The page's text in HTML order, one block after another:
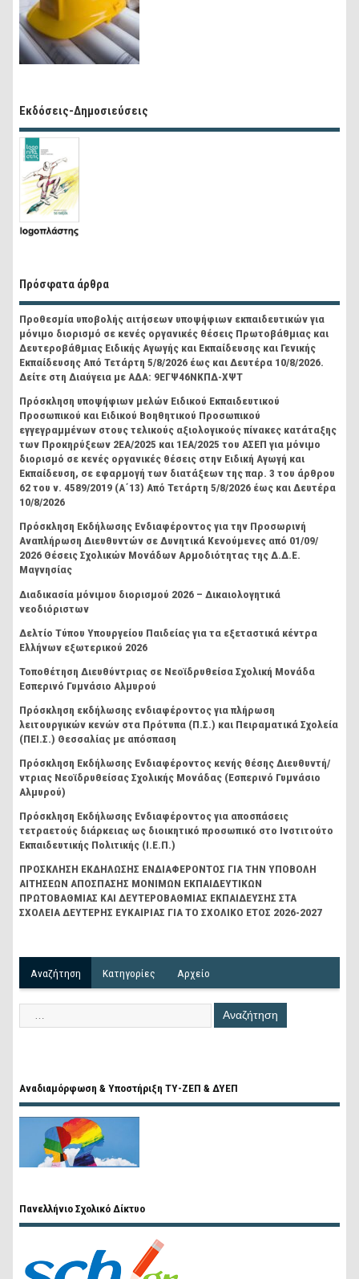
Εκδόσεις-Δημοσιεύσεις
Πρόσφατα άρθρα
Προθεσμία υποβολής αιτήσεων υποψήφιων εκπαιδευτικών για
μόνιμο διορισμό σε κενές οργανικές θέσεις Πρωτοβάθμιας και
Δευτεροβάθμιας Ειδικής Αγωγής και Εκπαίδευσης και Γενικής
Εκπαίδευσης Από Τετάρτη 5/8/2026 έως και Δευτέρα 10/8/2026.
Δείτε στη Διαύγεια με ΑΔΑ: 9ΕΓΨ46ΝΚΠΔ-ΧΨΤ
Πρόσκληση υποψήφιων μελών Ειδικού Εκπαιδευτικού
Προσωπικού και Ειδικού Βοηθητικού Προσωπικού
εγγεγραμμένων στους τελικούς αξιολογικούς πίνακες κατάταξης
των Προκηρύξεων 2ΕΑ/2025 και 1ΕΑ/2025 του ΑΣΕΠ για μόνιμο
διορισμό σε κενές οργανικές θέσεις στην Ειδική Αγωγή και
Εκπαίδευση, σε εφαρμογή των διατάξεων της παρ. 3 του άρθρου
62 του ν. 4589/2019 (Α΄13) Από Τετάρτη 5/8/2026 έως και Δευτέρα
10/8/2026
Πρόσκληση Εκδήλωσης Ενδιαφέροντος για την Προσωρινή
Αναπλήρωση Διευθυντών σε Δυνητικά Κενούμενες από 01/09/
2026 Θέσεις Σχολικών Μονάδων Αρμοδιότητας της Δ.Δ.Ε.
Μαγνησίας
Διαδικασία μόνιμου διορισμού 2026 – Δικαιολογητικά
νεοδιόριστων
Δελτίο Τύπου Υπουργείου Παιδείας για τα εξεταστικά κέντρα
Ελλήνων εξωτερικού 2026
Τοποθέτηση Διευθύντριας σε Νεοϊδρυθείσα Σχολική Μονάδα
Εσπερινό Γυμνάσιο Αλμυρού
Πρόσκληση εκδήλωσης ενδιαφέροντος για πλήρωση
λειτουργικών κενών στα Πρότυπα (Π.Σ.) και Πειραματικά Σχολεία
(ΠΕΙ.Σ.) Θεσσαλίας με απόσπαση
Πρόσκληση Εκδήλωσης Ενδιαφέροντος κενής θέσης Διευθυντή/
ντριας Νεοϊδρυθείσας Σχολικής Μονάδας (Εσπερινό Γυμνάσιο
Αλμυρού)
Πρόσκληση Εκδήλωσης Ενδιαφέροντος για αποσπάσεις
τετραετούς διάρκειας ως διοικητικό προσωπικό στο Ινστιτούτο
Εκπαιδευτικής Πολιτικής (Ι.Ε.Π.)
ΠΡΟΣΚΛΗΣΗ ΕΚΔΗΛΩΣΗΣ ΕΝΔΙΑΦΕΡΟΝΤΟΣ ΓΙΑ ΤΗΝ ΥΠΟΒΟΛΗ
ΑΙΤΗΣΕΩΝ ΑΠΟΣΠΑΣΗΣ ΜΟΝΙΜΩΝ ΕΚΠΑΙΔΕΥΤΙΚΩΝ
ΠΡΩΤΟΒΑΘΜΙΑΣ ΚΑΙ ΔΕΥΤΕΡΟΒΑΘΜΙΑΣ ΕΚΠΑΙΔΕΥΣΗΣ ΣΤΑ
ΣΧΟΛΕΙΑ ΔΕΥΤΕΡΗΣ ΕΥΚΑΙΡΙΑΣ ΓΙΑ ΤΟ ΣΧΟΛΙΚΟ ΕΤΟΣ 2026-2027
Αναζήτηση Kατηγορίες Αρχείο
Αναδιαμόρφωση & Υποστήριξη ΤΥ-ΖΕΠ & ΔΥΕΠ
Πανελλήνιο Σχολικό Δίκτυο